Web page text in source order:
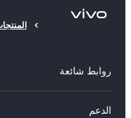
روابط شائعة
الدعم